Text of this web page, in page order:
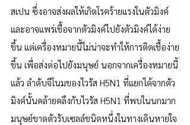
สเปน ซึ่งอาจส่งผลให้เกิดโรคร้ายแรงในตัวมิงค์
และอาจแพร่เชื้อจากตัวมิงค์ไปยังตัวมิงค์ได้ง่าย
ขึ้น แต่เครื่องหมายนี้ไม่น่าจะทำให้การติดเชื้อง่าย
ขึ้น เพื่อส่งต่อไปยังมนุษย์ นอกจากเครื่องหมายนี้
แล้ว ลำดับจีโนมของไวรัส H5N1 ที่แยกได้จากตัว
มิงค์นั้นคล้ายคลึงกับไวรัส H5N1 ที่พบในนกมาก
มนุษย์ขาดตัวรับเซลล์ชนิดหนึ่งในทางเดินหายใจ